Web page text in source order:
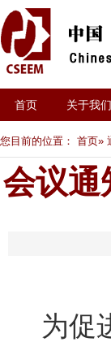
首页 关于我们
您目前的位置： 首页»
会议通
为促